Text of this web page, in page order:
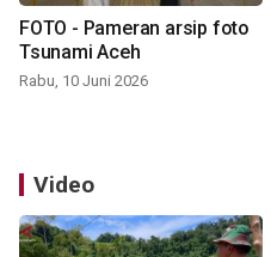
FOTO - Pameran arsip foto
Tsunami Aceh
Rabu, 10 Juni 2026
Video